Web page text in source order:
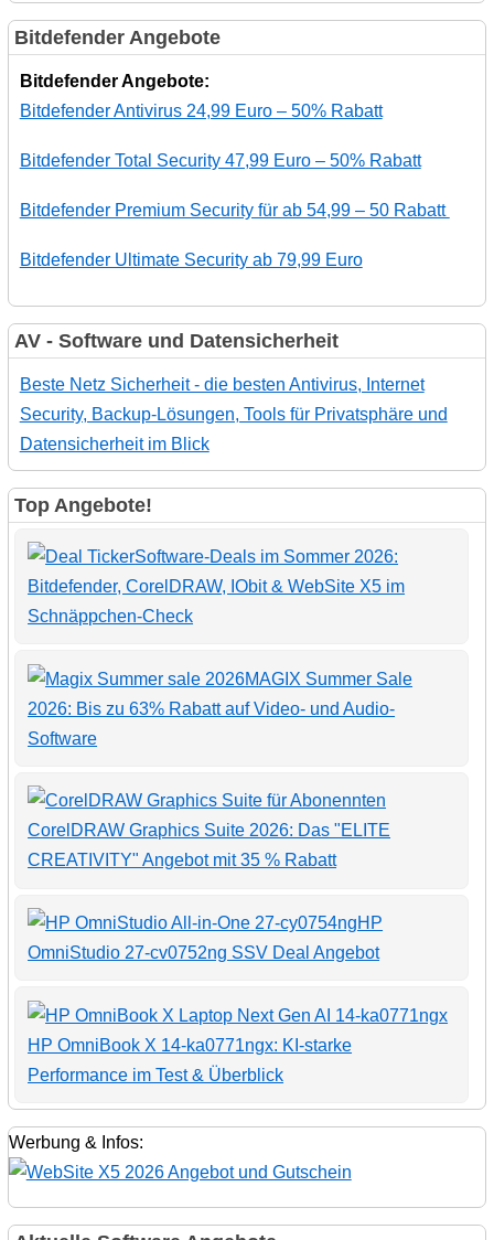
Bitdefender Angebote
Bitdefender Angebote:
Bitdefender Antivirus 24,99 Euro – 50% Rabatt
Bitdefender Total Security 47,99 Euro – 50% Rabatt
Bitdefender Premium Security für ab 54,99 – 50 Rabatt
Bitdefender Ultimate Security ab 79,99 Euro
AV - Software und Datensicherheit
Beste Netz Sicherheit - die besten Antivirus, Internet
Security, Backup-Lösungen, Tools für Privatsphäre und
Datensicherheit im Blick
Top Angebote!
Software-Deals im Sommer 2026:
Bitdefender, CorelDRAW, IObit & WebSite X5 im
Schnäppchen-Check
MAGIX Summer Sale
2026: Bis zu 63% Rabatt auf Video- und Audio-
Software
CorelDRAW Graphics Suite 2026: Das "ELITE
CREATIVITY" Angebot mit 35 % Rabatt
HP
OmniStudio 27-cv0752ng SSV Deal Angebot
HP OmniBook X 14-ka0771ngx: KI-starke
Performance im Test & Überblick
Werbung & Infos: